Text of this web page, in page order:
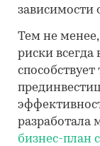
зависимости
Тем не
риски
разработала
бизнес-план